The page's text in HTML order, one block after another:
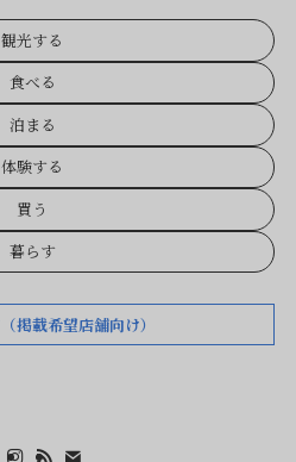
観光する
食べる
泊まる
体験する
買う
暮らす
掲載希望店舗向け）